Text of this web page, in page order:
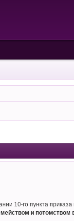
го пункта приказа
и потомством